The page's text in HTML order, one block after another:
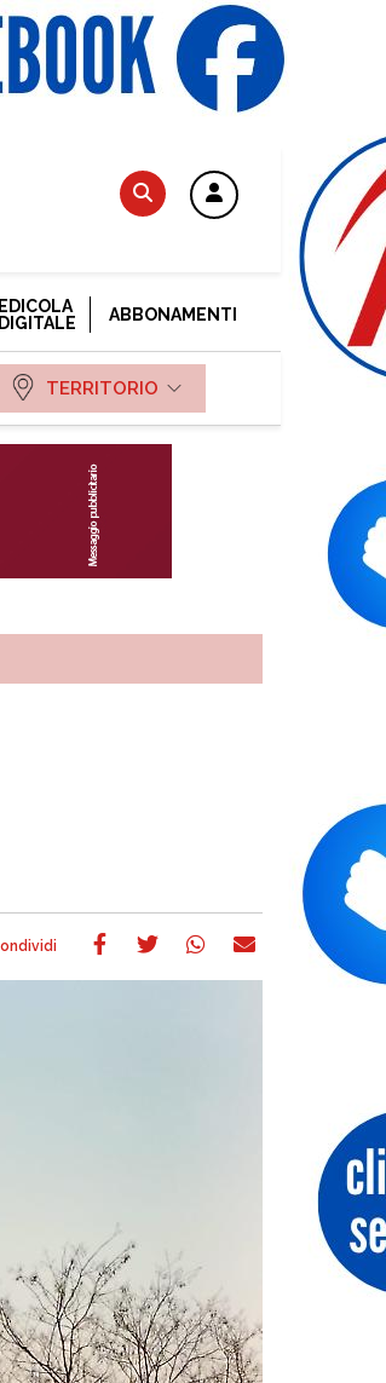
EDICOLA
DIGITALE
ABBONAMENTI
TERRITORIO